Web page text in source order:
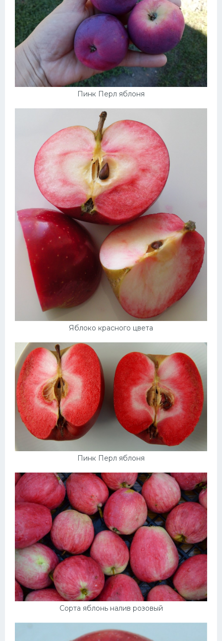
Пинк Перл яблоня
Яблоко красного цвета
Пинк Перл яблоня
Сорта яблонь налив розовый